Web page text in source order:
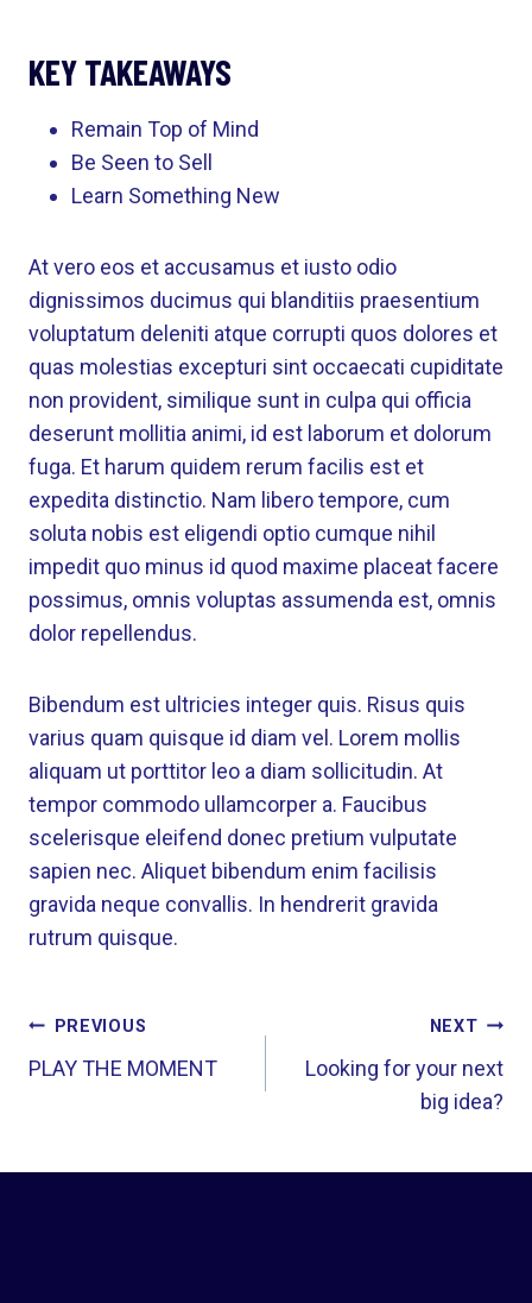
KEY TAKEAWAYS
Remain Top of Mind
Be Seen to Sell
Learn Something New
At vero eos et accusamus et iusto odio
dignissimos ducimus qui blanditiis praesentium
voluptatum deleniti atque corrupti quos dolores et
quas molestias excepturi sint occaecati cupiditate
non provident, similique sunt in culpa qui officia
deserunt mollitia animi, id est laborum et dolorum
fuga. Et harum quidem rerum facilis est et
expedita distinctio. Nam libero tempore, cum
soluta nobis est eligendi optio cumque nihil
impedit quo minus id quod maxime placeat facere
possimus, omnis voluptas assumenda est, omnis
dolor repellendus.
Bibendum est ultricies integer quis. Risus quis
varius quam quisque id diam vel. Lorem mollis
aliquam ut porttitor leo a diam sollicitudin. At
tempor commodo ullamcorper a. Faucibus
scelerisque eleifend donec pretium vulputate
sapien nec. Aliquet bibendum enim facilisis
gravida neque convallis. In hendrerit gravida
rutrum quisque.
POST
NAVIGATION
PREVIOUS
PLAY THE MOMENT
NEXT
Looking for your next
big idea?